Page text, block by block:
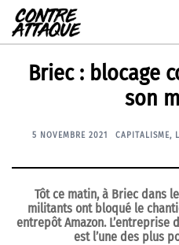
Aller
au
contenu
Briec : blocage
son
5 NOVEMBRE 2021 CAPITALISME,
Tôt ce matin, à Briec dans
militants ont bloqué le
entrepôt Amazon.
est l’une des plus